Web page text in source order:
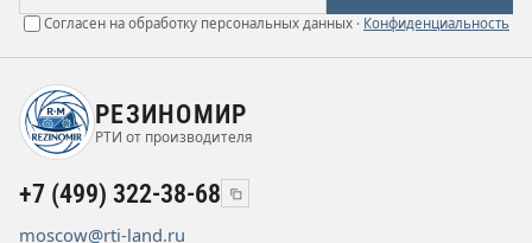
Согласен на обработку персональных данных · Конфиденциальность
РЕЗИНОМИР
РТИ от производителя
+7 (499) 322-38-68
moscow@rti-land.ru